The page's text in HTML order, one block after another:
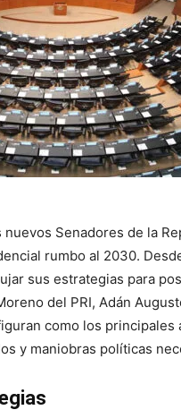
Senadores de la
rumbo al 2030.
sus estrategias para
del PRI, Adán
como los principales
y maniobras políticas